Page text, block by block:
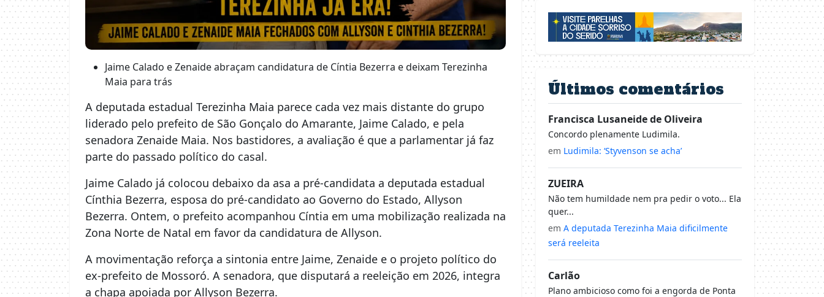
Jaime Calado e Zenaide abraçam candidatura de Cíntia Bezerra e deixam Terezinha
Maia para trás
A deputada estadual Terezinha Maia parece cada vez mais distante do grupo
liderado pelo prefeito de São Gonçalo do Amarante, Jaime Calado, e pela
senadora Zenaide Maia. Nos bastidores, a avaliação é que a parlamentar já faz
parte do passado político do casal.
Jaime Calado já colocou debaixo da asa a pré-candidata a deputada estadual
Cínthia Bezerra, esposa do pré-candidato ao Governo do Estado, Allyson
Bezerra. Ontem, o prefeito acompanhou Cíntia em uma mobilização realizada na
Zona Norte de Natal em favor da candidatura de Allyson.
A movimentação reforça a sintonia entre Jaime, Zenaide e o projeto político do
ex-prefeito de Mossoró. A senadora, que disputará a reeleição em 2026, integra
a chapa apoiada por Allyson Bezerra.
Últimos comentários
Francisca Lusaneide de Oliveira
Concordo plenamente Ludimila.
em Ludimila: ‘Styvenson se acha’
ZUEIRA
Não tem humildade nem pra pedir o voto... Ela
quer...
em A deputada Terezinha Maia dificilmente
será reeleita
Carlão
Plano ambicioso como foi a engorda de Ponta